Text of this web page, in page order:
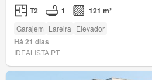
T2 1 121 m²
Garajem Lareira Elevador
Há 21 dias
IDEALISTA.PT